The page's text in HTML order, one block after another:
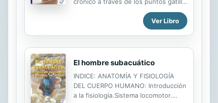
crónico a través de los puntos gatillo
(nódulos sensibles y dolorosos que
se forman en las fibras musculares y
los tejidos conectivos). Destinado
fisioterapeutas, osteópatas y demás
profesionales relacionados con la
presenta informaciones útiles sobre
los puntos gatillo en relación con los
principales músculos esqueléticos
Ver Libro
El hombre subacuático
INDICE: ANATOMÍA Y FISIOLOGÍA
DEL CUERPO HUMANO: Introducción
a la fisiología.Sistema locomotor.